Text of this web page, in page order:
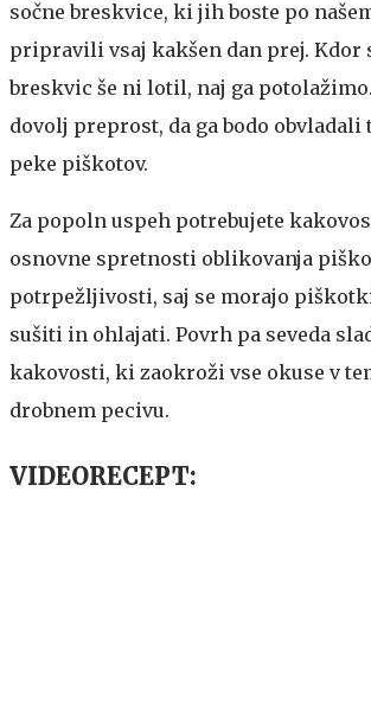
sočne breskvice, ki jih boste po
pripravili vsaj kakšen dan prej. Kdor
breskvic še ni lotil, naj ga
dovolj preprost, da ga bodo
peke piškotov.
Za popoln uspeh potrebujete
osnovne spretnosti oblikovanja
potrpežljivosti, saj se morajo
sušiti in ohlajati. Povrh pa seveda
kakovosti, ki zaokroži vse okuse v
drobnem pecivu.
VIDEORECEPT: